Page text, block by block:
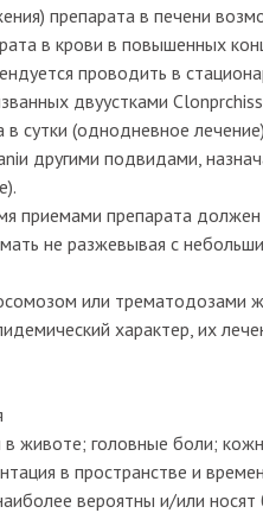
препарата в печени
в крови в повышенных
проводить в
двуустками
в сутки (однодневное
другими подвидами,
приемами препарата
не разжевывая с
или трематодозами
характер, их
животе; головные боли;
в пространстве и
вероятны и/или